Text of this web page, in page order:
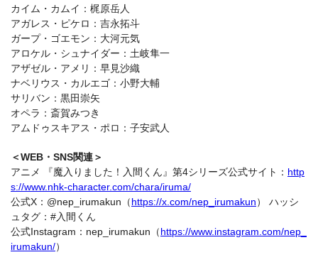
カイム・カムイ：梶原岳人
アガレス・ピケロ：吉永拓斗
ガープ・ゴエモン：大河元気
アロケル・シュナイダー：土岐隼一
アザゼル・アメリ：早見沙織
ナベリウス・カルエゴ：小野大輔
サリバン：黒田崇矢
オペラ：斎賀みつき
アムドゥスキアス・ポロ：子安武人
＜WEB・SNS関連＞
アニメ 『魔入りました！入間くん』第4シリーズ公式サイト： http
s://www.nhk-character.com/chara/iruma/
公式X：@nep_irumakun（https://x.com/nep_irumakun） ハッシ
ュタグ：#入間くん
公式Instagram：nep_irumakun（https://www.instagram.com/nep_
irumakun/）